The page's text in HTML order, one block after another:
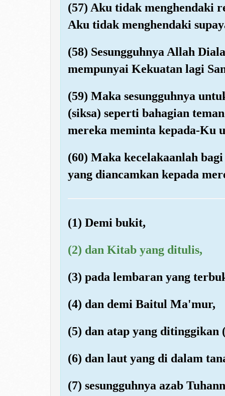
(57) Aku tidak menghendaki
Aku tidak menghendaki
(58) Sesungguhnya Allah
mempunyai Kekuatan lagi
(59) Maka sesungguhnya
(siksa) seperti bahagian
mereka meminta kepada-Ku
(60) Maka kecelakaanlah
yang diancamkan kepada
(1) Demi bukit,
(2) dan Kitab yang ditulis,
(3) pada lembaran yang
(4) dan demi Baitul Ma'mur,
(5) dan atap yang ditinggikan
(6) dan laut yang di dalam
(7) sesungguhnya azab